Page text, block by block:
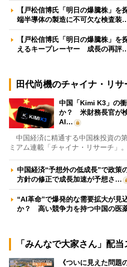
【戸松信博氏「明日の爆騰株」
端半導体の製造に不可欠な検査装
【戸松信博氏「明日の爆騰株」
えるキープレーヤー 成長の再評
田代尚機のチャイナ・リサ
中国「Kimi K3」の
か？ 米財務長官が
AI…
中国経済に精通する中国株投資の
ミアム連載「チャイナ・リサーチ」
中国経済“予想外の低成長”で政
方針の修正で成長加速が予想さ…
“AI革命”で爆発的な需要拡大が見
か？ 高い競争力を持つ中国の医
「みんなで大家さん」配
《ついに見えた問題